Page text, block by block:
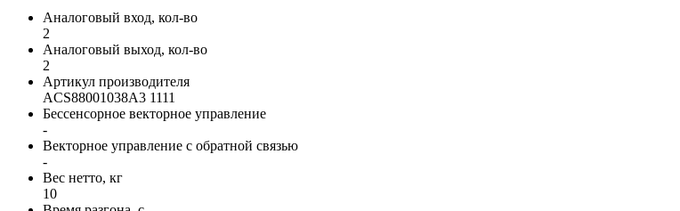
Аналоговый вход, кол-во
2
Аналоговый выход, кол-во
2
Артикул производителя
ACS88001038A3 1111
Бессенсорное векторное управление
-
Векторное управление с обратной связью
-
Вес нетто, кг
10